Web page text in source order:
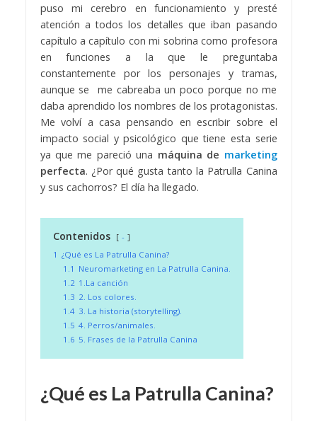
puso mi cerebro en funcionamiento y presté
atención a todos los detalles que iban pasando
capítulo a capítulo con mi sobrina como profesora
en funciones a la que le preguntaba
constantemente por los personajes y tramas,
aunque se me cabreaba un poco porque no me
daba aprendido los nombres de los protagonistas.
Me volví a casa pensando en escribir sobre el
impacto social y psicológico que tiene esta serie
ya que me pareció una máquina de marketing
perfecta. ¿Por qué gusta tanto la Patrulla Canina
y sus cachorros? El día ha llegado.
Contenidos
-
1 ¿Qué es La Patrulla Canina?
1.1 Neuromarketing en La Patrulla Canina.
1.2 1.La canción
1.3 2. Los colores.
1.4 3. La historia (storytelling).
1.5 4. Perros/animales.
1.6 5. Frases de la Patrulla Canina
¿Qué es La Patrulla Canina?